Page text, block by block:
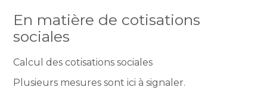
En matière de cotisations
sociales
Calcul des cotisations sociales
Plusieurs mesures sont ici à signaler.